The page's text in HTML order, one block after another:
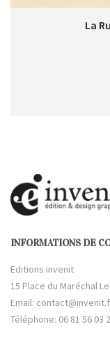
La
INFORMATIONS DE
Editions invenit
15 Place du Maréchal
Email:
Téléphone: 06 81 56 03